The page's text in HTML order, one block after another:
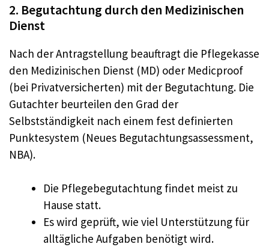
2. Begutachtung durch den Medizinischen
Dienst
Nach der Antragstellung beauftragt die Pflegekasse
den Medizinischen Dienst (MD) oder Medicproof
(bei Privatversicherten) mit der Begutachtung. Die
Gutachter beurteilen den Grad der
Selbstständigkeit nach einem fest definierten
Punktesystem (Neues Begutachtungsassessment,
NBA).
Die Pflegebegutachtung findet meist zu
Hause statt.
Es wird geprüft, wie viel Unterstützung für
alltägliche Aufgaben benötigt wird.